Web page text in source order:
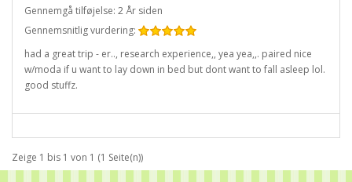
Gennemgå tilføjelse: 2 År siden
Gennemsnitlig vurdering:
had a great trip - er.., research experience,, yea yea,,. paired nice
w/moda if u want to lay down in bed but dont want to fall asleep lol.
good stuffz.
Zeige 1 bis 1 von 1 (1 Seite(n))